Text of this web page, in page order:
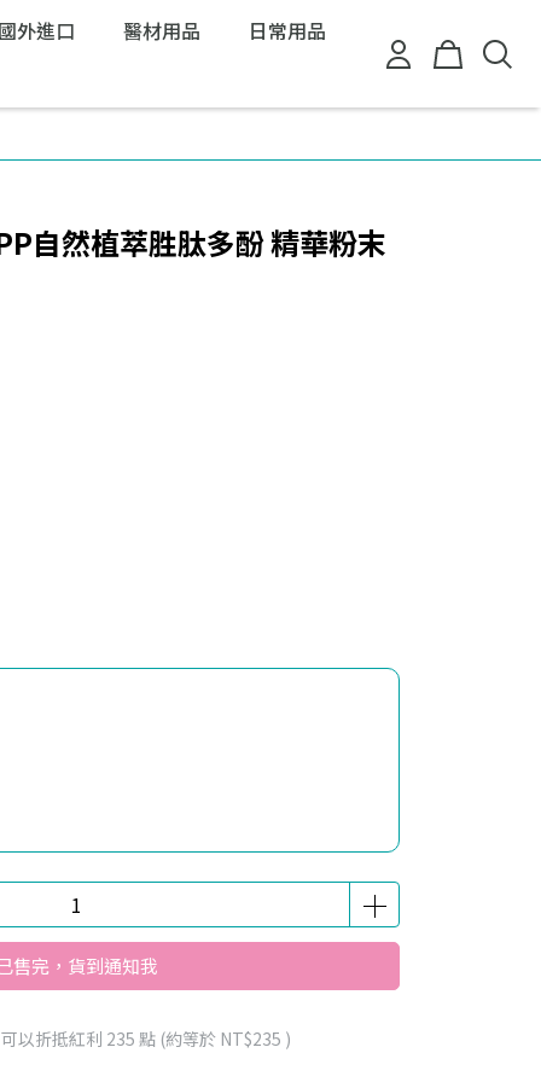
外進口 醫材用品 日常用品
自然植萃胜肽多酚 精華粉末
售完，貨到通知我
以折抵紅利 235 點 (約等於 NT$235 )